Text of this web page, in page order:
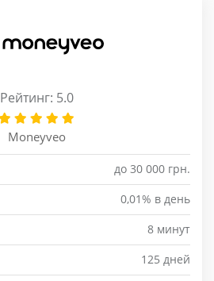
Рейтинг: 5.0
Moneyveo
до 30 000 грн.
0,01% в день
8 минут
125 дней